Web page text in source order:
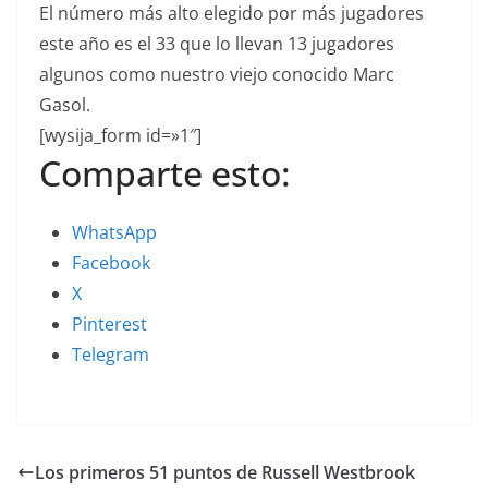
El número más alto elegido por más jugadores
este año es el 33 que lo llevan 13 jugadores
algunos como nuestro viejo conocido Marc
Gasol.
[wysija_form id=»1″]
Comparte esto:
WhatsApp
Facebook
X
Pinterest
Telegram
Los primeros 51 puntos de Russell Westbrook